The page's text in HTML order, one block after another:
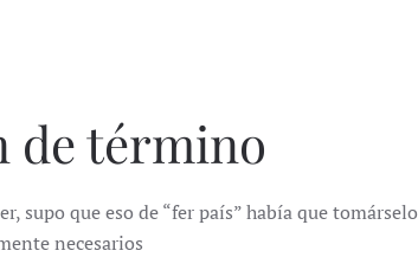
de término
supo que eso de “fer país” había que tomárselo
necesarios